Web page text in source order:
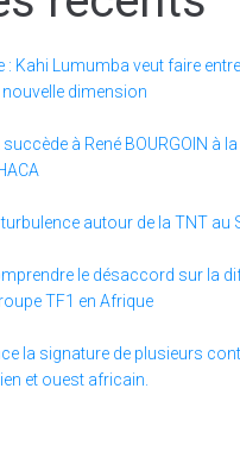
: Kahi Lumumba veut faire
dimension
à René BOURGOIN à la
autour de la TNT au
le désaccord sur la
TF1 en Afrique
la signature de plusieurs
et ouest africain.